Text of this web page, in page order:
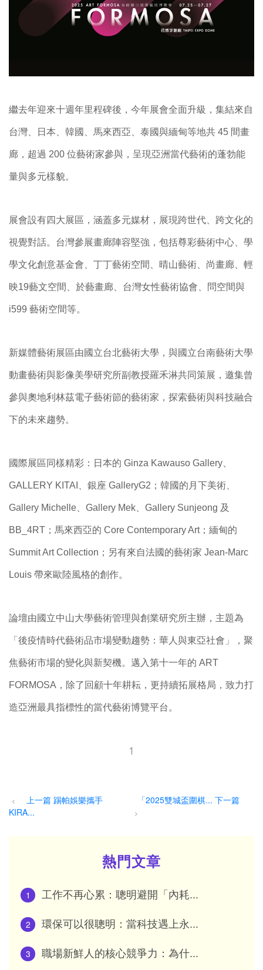
繼去年迎來十週年里程碑後，今年展會全面升級，集結來自
台灣、日本、韓國、馬來西亞、泰國與緬甸等地共 45 間畫
廊，超過 200 位藝術家參與，呈現亞洲當代藝術的蓬勃能
量與多元樣貌。
展會設有四大展區，涵蓋多元媒材，展現跨世代、跨文化的
視覺對話。台灣參展畫廊陣容堅強，包括尊彩藝術中心、學
學文化創意基金會、丁丁藝術空間、晴山藝術、尚畫廊、輕
映19藝文空間、於藝畫廊、台灣女性藝術協會、問空間與
i599 藝術空間等。
新媒體藝術展區由國立台北藝術大學，與國立台南藝術大學
動畫藝術與影像美學研究所副教授羅禾淋共同策展，邀集曾
參與奧地利林茲電子藝術節的藝術家，探索藝術與科技融合
下的未來趨勢。
國際展區同樣精彩：日本的 Ginza Kawauso Gallery、
GALLERY KITAI、銀座 GalleryG2；韓國的月下美術、
Gallery Michelle、Gallery Mek、Gallery Sunjeong 及
BB_4RT；馬來西亞的 Core Contemporary Art；緬甸的
Summit Art Collection；另有來自法國的藝術家 Jean-Marc
Louis 帶來歐陸風格的創作。
論壇由國立中山大學藝術管理與創業研究所主辦，主題為
「後疫情時代藝術品市場變動趨勢：華人與東亞社會」，聚
焦藝術市場的變化與新契機。邁入第十一年的 ART
FORMOSA，除了回顧十年耕耘，更持續拓展格局，致力打
造亞洲最具指標性的當代藝術博覽平台。
1
<
上一篇 踢帕娛樂攜手
KIRA...
「2025雙城盃圍棋... 下一篇
>
熱門文章
1 工作不再心累：聰明避開「內耗...
2 環保可以很聰明：當科技遇上永...
3 職場新鮮人的核心競爭力：為什...